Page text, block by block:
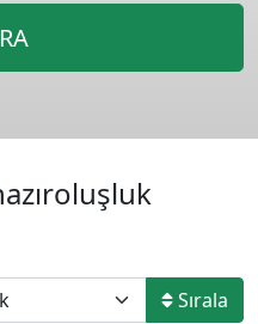
Sırala